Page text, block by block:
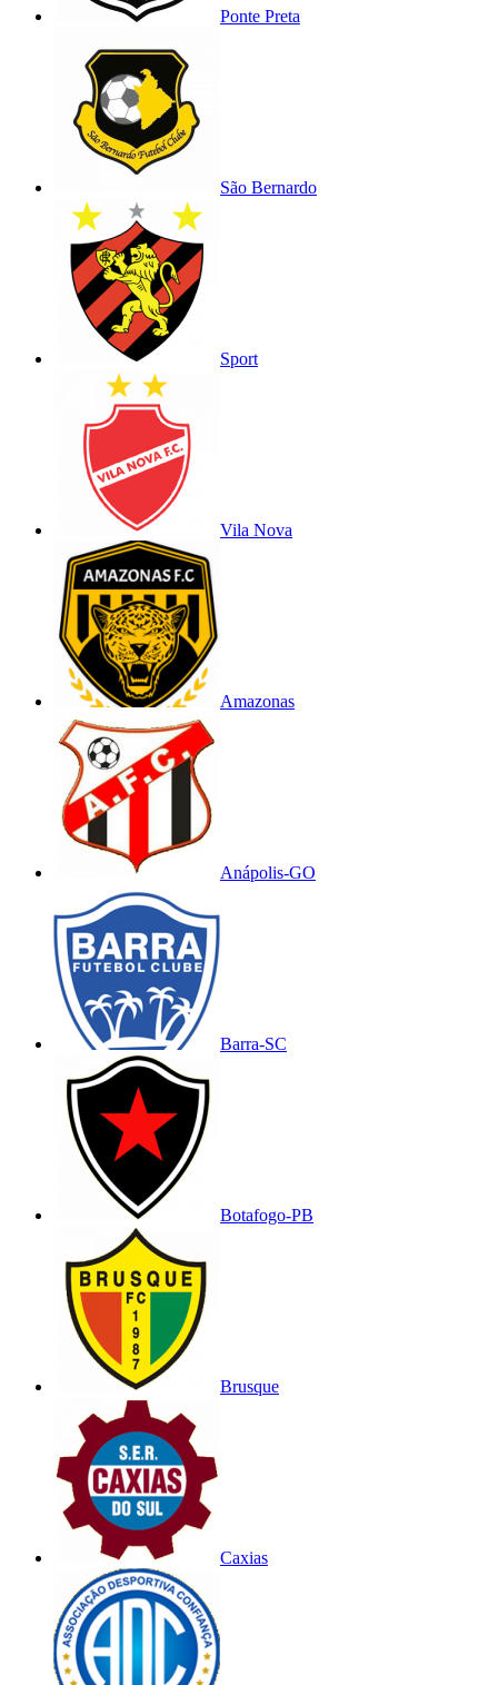
Ponte Preta
São Bernardo
Sport
Vila Nova
Amazonas
Anápolis-GO
Barra-SC
Botafogo-PB
Brusque
Caxias